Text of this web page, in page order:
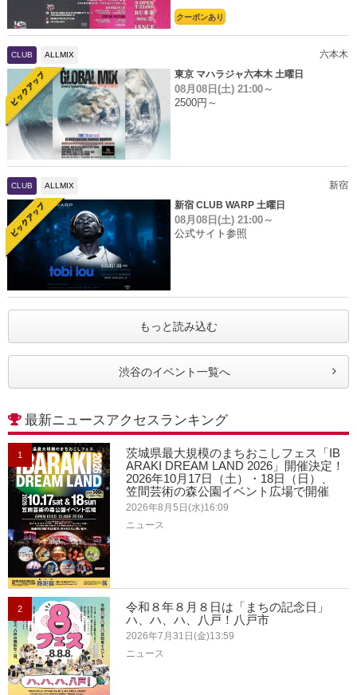
クーポンあり
CLUB ALLMIX
六本木
東京 マハラジャ六本木 土曜日
08月08日(土) 21:00～
2500円～
CLUB ALLMIX
新宿
新宿 CLUB WARP 土曜日
08月08日(土) 21:00～
公式サイト参照
もっと読み込む
渋谷のイベント一覧へ
最新ニュースアクセスランキング
1
茨城県最大規模のまちおこしフェス「IB
ARAKI DREAM LAND 2026」開催決定！
2026年10月17日（土）・18日（日）、
笠間芸術の森公園イベント広場で開催
2026年8月5日(水)16:09
ニュース
2
令和８年８月８日は「まちの記念日」
ハ、ハ、ハ、八戸！八戸市
2026年7月31日(金)13:59
ニュース